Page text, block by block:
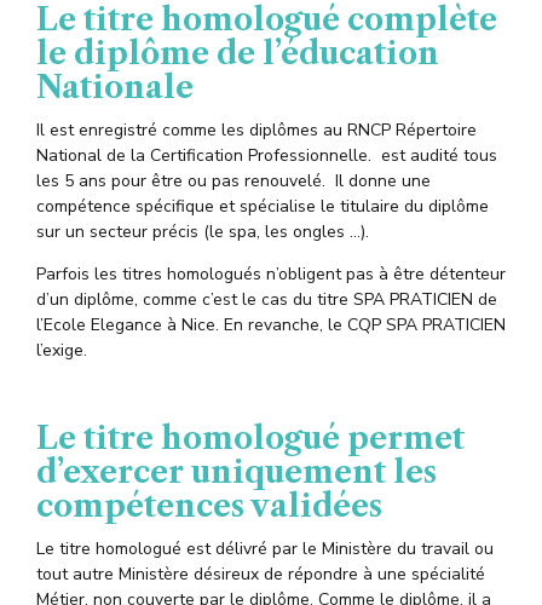
Le titre homologué complète
le diplôme de l’éducation
Nationale
Il est enregistré comme les diplômes au RNCP Répertoire
National de la Certification Professionnelle. est audité tous
les 5 ans pour être ou pas renouvelé. Il donne une
compétence spécifique et spécialise le titulaire du diplôme
sur un secteur précis (le spa, les ongles …).
Parfois les titres homologués n’obligent pas à être détenteur
d’un diplôme, comme c’est le cas du titre SPA PRATICIEN de
l’Ecole Elegance à Nice. En revanche, le CQP SPA PRATICIEN
l’exige.
Le titre homologué permet
d’exercer uniquement les
compétences validées
Le titre homologué est délivré par le Ministère du travail ou
tout autre Ministère désireux de répondre à une spécialité
Métier, non couverte par le diplôme. Comme le diplôme, il a